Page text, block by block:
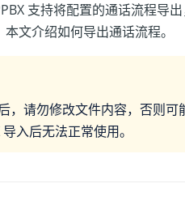
支持将配置的通话流程导
本文介绍如何导出通话流程。
，请勿修改文件内容，否则可
入后无法正常使用。